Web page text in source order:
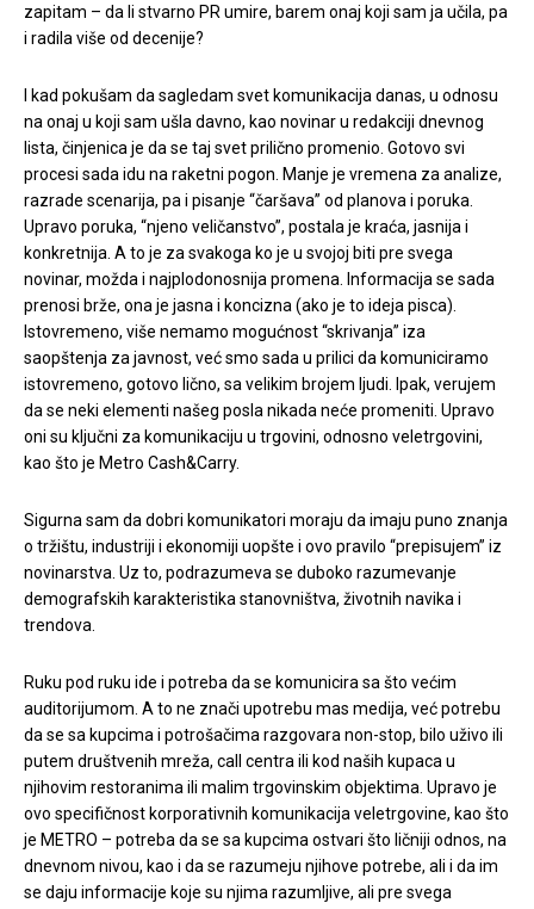
zapitam – da li stvarno PR umire, barem onaj koji sam ja učila, pa
i radila više od decenije?
I kad pokušam da sagledam svet komunikacija danas, u odnosu
na onaj u koji sam ušla davno, kao novinar u redakciji dnevnog
lista, činjenica je da se taj svet prilično promenio. Gotovo svi
procesi sada idu na raketni pogon. Manje je vremena za analize,
razrade scenarija, pa i pisanje “čaršava” od planova i poruka.
Upravo poruka, “njeno veličanstvo”, postala je kraća, jasnija i
konkretnija. A to je za svakoga ko je u svojoj biti pre svega
novinar, možda i najplodonosnija promena. Informacija se sada
prenosi brže, ona je jasna i koncizna (ako je to ideja pisca).
Istovremeno, više nemamo mogućnost “skrivanja” iza
saopštenja za javnost, već smo sada u prilici da komuniciramo
istovremeno, gotovo lično, sa velikim brojem ljudi. Ipak, verujem
da se neki elementi našeg posla nikada neće promeniti. Upravo
oni su ključni za komunikaciju u trgovini, odnosno veletrgovini,
kao što je Metro Cash&Carry.
Sigurna sam da dobri komunikatori moraju da imaju puno znanja
o tržištu, industriji i ekonomiji uopšte i ovo pravilo “prepisujem” iz
novinarstva. Uz to, podrazumeva se duboko razumevanje
demografskih karakteristika stanovništva, životnih navika i
trendova.
Ruku pod ruku ide i potreba da se komunicira sa što većim
auditorijumom. A to ne znači upotrebu mas medija, već potrebu
da se sa kupcima i potrošačima razgovara non-stop, bilo uživo ili
putem društvenih mreža, call centra ili kod naših kupaca u
njihovim restoranima ili malim trgovinskim objektima. Upravo je
ovo specifičnost korporativnih komunikacija veletrgovine, kao što
je METRO – potreba da se sa kupcima ostvari što ličniji odnos, na
dnevnom nivou, kao i da se razumeju njihove potrebe, ali i da im
se daju informacije koje su njima razumljive, ali pre svega